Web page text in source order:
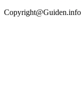
Copyright@Guiden.info